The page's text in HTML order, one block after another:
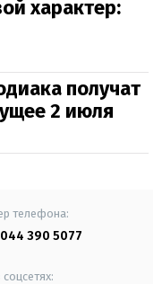
характер:
получат
2 июля
телефона:
390 5077